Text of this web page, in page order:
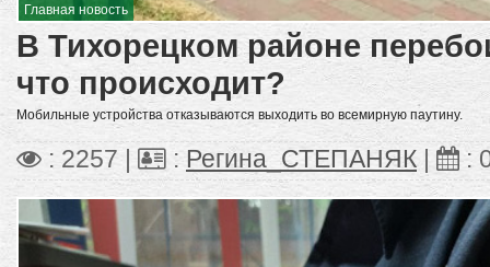
Главная новость
В Тихорецком районе
что происходит?
Мобильные устройства отказываются выходить во всемирную паутину.
: 2257 | : Регина_СТЕПАНЯК :